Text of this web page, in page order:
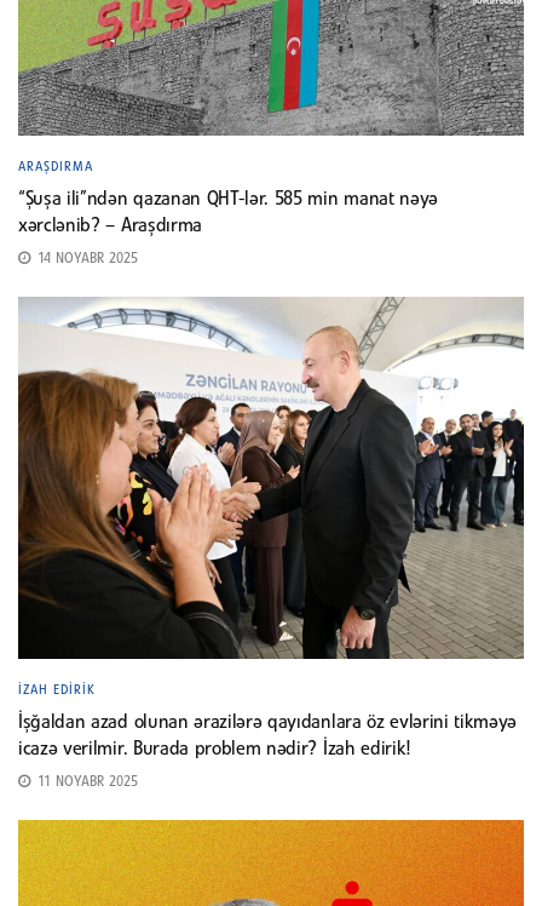
ARAŞDIRMA
“Şuşa ili”ndən qazanan QHT-lər. 585 min manat nəyə
xərclənib? – Araşdırma
14 NOYABR 2025
İZAH EDIRIK
İşğaldan azad olunan ərazilərə qayıdanlara öz evlərini tikməyə
icazə verilmir. Burada problem nədir? İzah edirik!
11 NOYABR 2025